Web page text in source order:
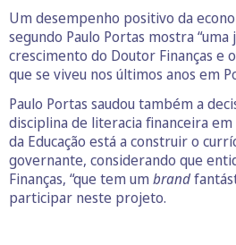
Um desempenho positivo da
segundo Paulo Portas mostra
crescimento do Doutor Finanças e
que se viveu nos últimos anos em
Paulo Portas saudou também a
disciplina de literacia financeira
da Educação está a construir o
governante, considerando que
Finanças, “que tem um brand
participar neste projeto.